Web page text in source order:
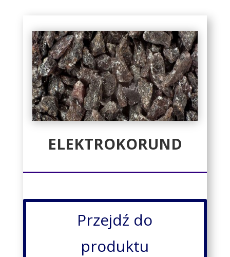
ELEKTROKORUND
Przejdź do
produktu